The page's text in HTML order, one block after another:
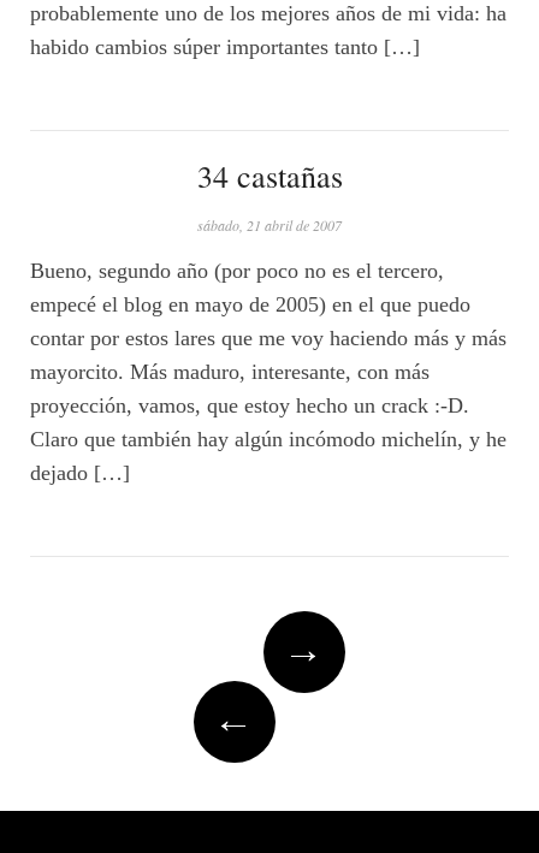
probablemente uno de los mejores años de mi vida: ha
habido cambios súper importantes tanto […]
34 castañas
sábado, 21 abril de 2007
Bueno, segundo año (por poco no es el tercero,
empecé el blog en mayo de 2005) en el que puedo
contar por estos lares que me voy haciendo más y más
mayorcito. Más maduro, interesante, con más
proyección, vamos, que estoy hecho un crack :-D.
Claro que también hay algún incómodo michelín, y he
dejado […]
→
←